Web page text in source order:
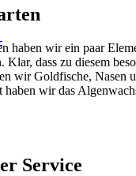
haben wir ein paar
Klar, dass zu diesem
wir Goldfische, Nasen
wir das
Service